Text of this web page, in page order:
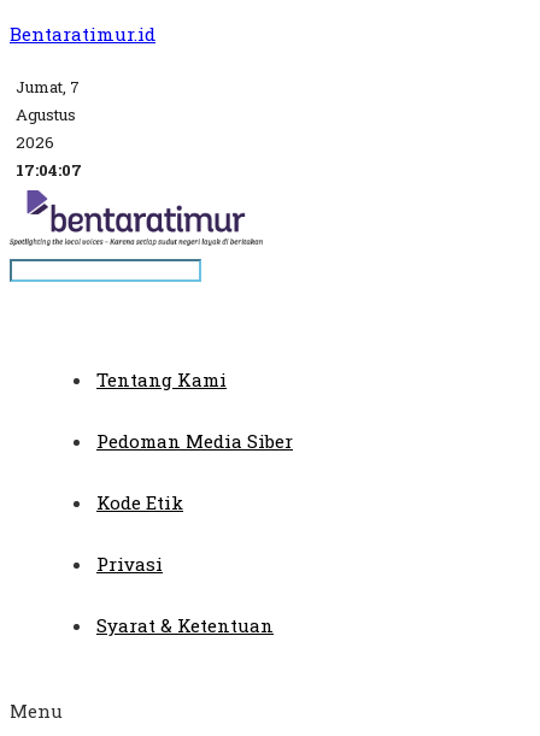
Bentaratimur.id
Jumat, 7
Agustus
2026
17:04:07
Tentang Kami
Pedoman Media Siber
Kode Etik
Privasi
Syarat & Ketentuan
Menu